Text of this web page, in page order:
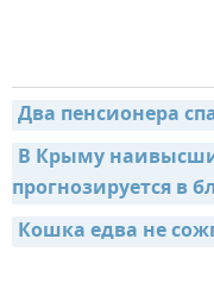
Два пенсионера
В Крыму
прогнозируется в
Кошка едва не